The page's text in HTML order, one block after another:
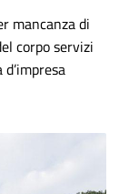
mancanza di
corpo servizi